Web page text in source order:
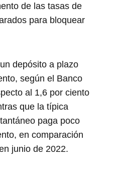
de las tasas de
para bloquear
depósito a plazo
según el Banco
al 1,6 por ciento
que la típica
paga poco
en comparación
junio de 2022.